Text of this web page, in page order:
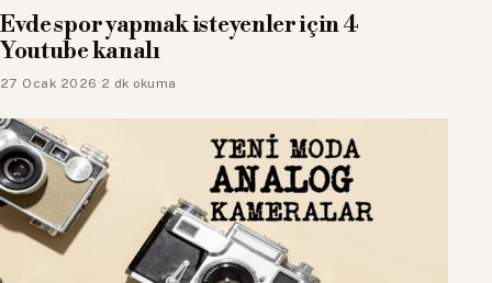
Evde spor yapmak isteyenler için 4
Youtube kanalı
27 Ocak 2026 ·2 dk okuma